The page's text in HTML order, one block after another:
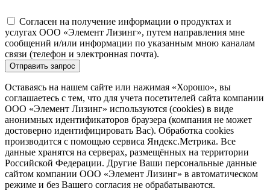
Согласен на получение информации о продуктах и
услугах ООО «Элемент Лизинг», путем направления мне
сообщений и/или информации по указанным мною каналам
связи (телефон и электронная почта).
Отправить запрос
Оставаясь на нашем сайте или нажимая «Хорошо», вы
соглашаетесь с тем, что для учета посетителей сайта компании
ООО «Элемент Лизинг» используются (cookies) в виде
анонимных идентификаторов браузера (компания не может
достоверно идентифицировать Вас). Обработка cookies
производится с помощью сервиса Яндекс.Метрика. Все
данные хранятся на серверах, размещённых на территории
Российской Федерации. Другие Ваши персональные данные
сайтом компании ООО «Элемент Лизинг» в автоматическом
режиме и без Вашего согласия не обрабатываются.